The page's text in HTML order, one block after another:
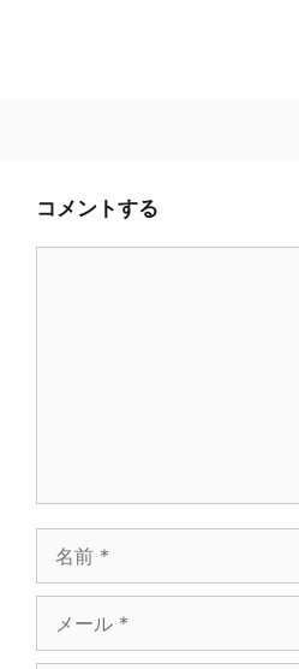
コメントする
前
ー